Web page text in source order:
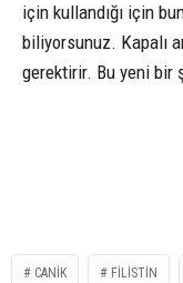
için kullandığı için
biliyorsunuz. Kapalı
gerektirir. Bu yeni bir
CANİK FİLİSTİN